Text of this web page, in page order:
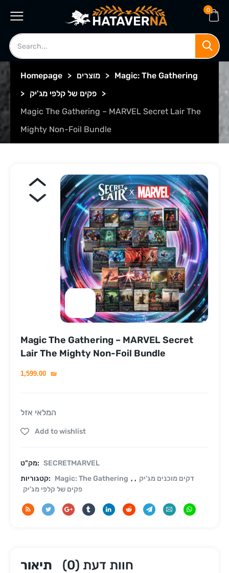
0
Homepage > מוצרים > Magic: The Gathering
> פקים של קלפי מג'יק >
Magic The Gathering – MARVEL Secret Lair The
Mighty Non-Foil Bundle
Magic The Gathering – MARVEL Secret
Lair The Mighty Non-Foil Bundle
1,599.00 ₪
המלאי אזל
Add to wishlist
מק"ט: SECRETMARVEL
קטגוריות: Magic: The Gathering , דקים מוכנים מג'יק ,
פקים של קלפי מג'יק
תיאור חוות דעת (0)